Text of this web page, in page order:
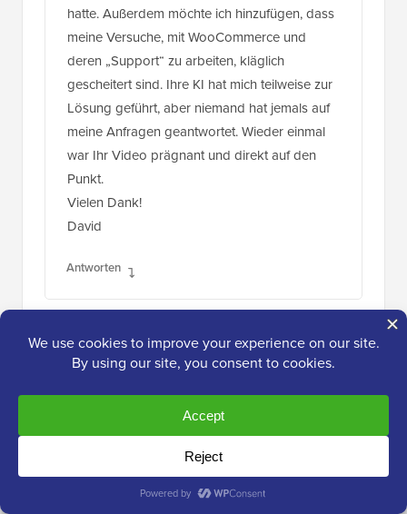
hatte. Außerdem möchte ich hinzufügen, dass
meine Versuche, mit WooCommerce und
deren „Support“ zu arbeiten, kläglich
gescheitert sind. Ihre KI hat mich teilweise zur
Lösung geführt, aber niemand hat jemals auf
meine Anfragen geantwortet. Wieder einmal
war Ihr Video prägnant und direkt auf den
Punkt.
Vielen Dank!
David
Antworten
Yan Bin
Als ich ein Plugin installiert und versucht habe,
es zu aktivieren, gab die Seite Folgendes